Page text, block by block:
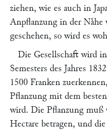
ziehen, wie es auch in
Anpflanzung in der Naͤhe
geschehen, so wird es
Die Gesellschaft wird
Semesters des Jahres
1500 Franken
Pflanzung mit dem
wird. Die Pflanzung muß
Hectare betragen, und